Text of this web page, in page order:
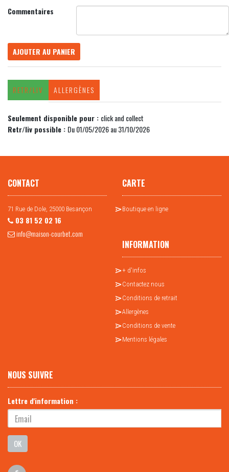
Commentaires
AJOUTER AU PANIER
RETR/LIV ALLERGÈNES
Seulement disponible pour : click and collect
Retr/liv possible : Du 01/05/2026 au 31/10/2026
CONTACT
71 Rue de Dole, 25000 Besançon
03 81 52 02 16
info@maison-courbet.com
CARTE
Boutique en ligne
INFORMATION
+ d'infos
Contactez nous
Conditions de retrait
Allergènes
Conditions de vente
Mentions légales
NOUS SUIVRE
Lettre d'information :
OK